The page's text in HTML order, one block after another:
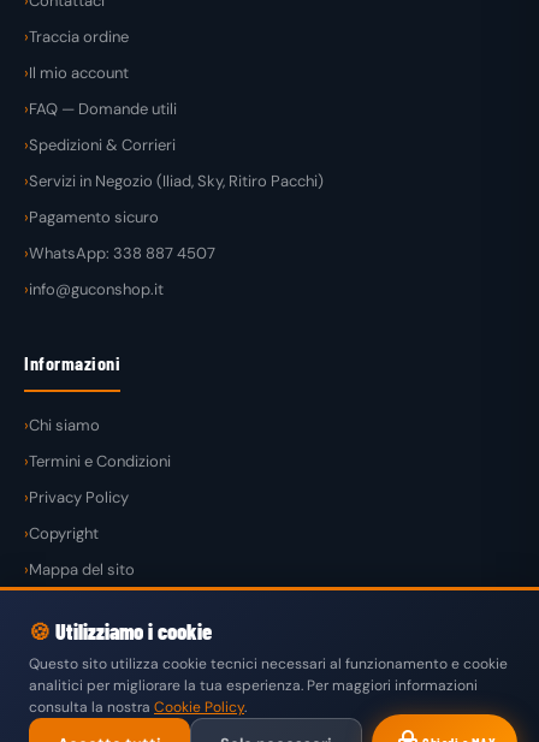
Traccia ordine
Il mio account
FAQ — Domande utili
Spedizioni & Corrieri
Servizi in Negozio (Iliad, Sky, Ritiro Pacchi)
Pagamento sicuro
WhatsApp: 338 887 4507
info@guconshop.it
Informazioni
Chi siamo
Termini e Condizioni
Privacy Policy
Copyright
Mappa del sito
© 2026 GuconShopdi Guglielmo Conte — Tutti i diritti riservati.
VISA MASTERCARD PAYPAL KLARNA
SATISPAY
🍪 Utilizziamo i cookie
Questo sito utilizza cookie tecnici necessari al funzionamento e cookie
analitici per migliorare la tua esperienza. Per maggiori informazioni
consulta la nostra Cookie Policy.